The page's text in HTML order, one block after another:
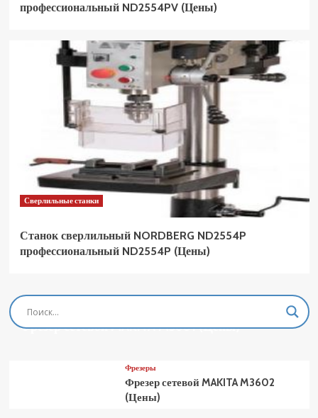
профессиональный ND2554PV (Цены)
Сверлильные станки
Станок сверлильный NORDBERG ND2554P
профессиональный ND2554P (Цены)
Фрезеры
Фрезер сетевой MAKITA M3601 (Цены)
Фрезеры
Фрезер сетевой MAKITA M3602
(Цены)